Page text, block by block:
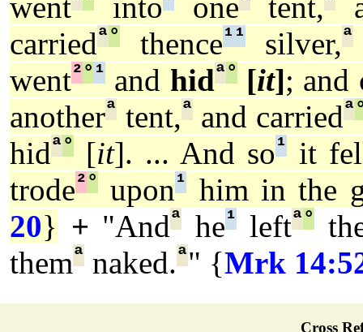
carriedª° thence¹ ¹silver,ª
went²° ¹ and hidª°[it]; and
anotherª tent,ª and carriedª
hidª° [it]. ... And so¹it
trode²° upon¹
him in the
20} + "Andª he¹leftª°
themª naked.ª" {Mrk
Cross